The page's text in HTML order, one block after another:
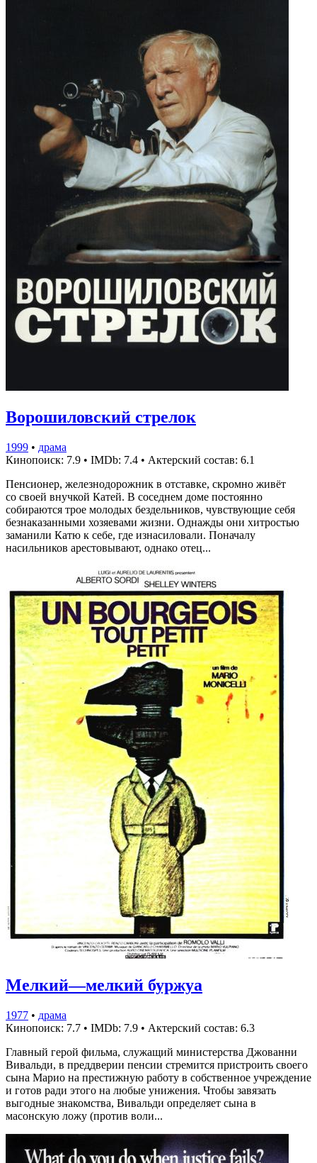
Ворошиловский стрелок
1999 • драма
Кинопоиск: 7.9 • IMDb: 7.4 • Актерский состав: 6.1
Пенсионер, железнодорожник в отставке, скромно живёт
со своей внучкой Катей. В соседнем доме постоянно
собираются трое молодых бездельников, чувствующие себя
безнаказанными хозяевами жизни. Однажды они хитростью
заманили Катю к себе, где изнасиловали. Поначалу
насильников арестовывают, однако отец...
Мелкий—мелкий буржуа
1977 • драма
Кинопоиск: 7.7 • IMDb: 7.9 • Актерский состав: 6.3
Главный герой фильма, служащий министерства Джованни
Вивальди, в преддверии пенсии стремится пристроить своего
сына Марио на престижную работу в собственное учреждение
и готов ради этого на любые унижения. Чтобы завязать
выгодные знакомства, Вивальди определяет сына в
масонскую ложу (против воли...